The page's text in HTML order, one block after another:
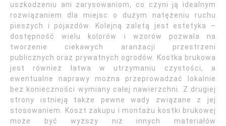
uszkodzeniu ani zarysowaniom, co czyni ją idealnym
rozwiązaniem dla miejsc o dużym natężeniu ruchu
pieszych i pojazdów. Kolejną zaletą jest estetyka –
dostępność wielu kolorów i wzorów pozwala na
tworzenie ciekawych aranżacji przestrzeni
publicznych oraz prywatnych ogrodów. Kostka brukowa
jest również łatwa w utrzymaniu czystości, a
ewentualne naprawy można przeprowadzać lokalnie
bez konieczności wymiany całej nawierzchni. Z drugiej
strony istnieją także pewne wady związane z jej
stosowaniem. Koszt zakupu i montażu kostki brukowej
może być wyższy niż innych materiałów